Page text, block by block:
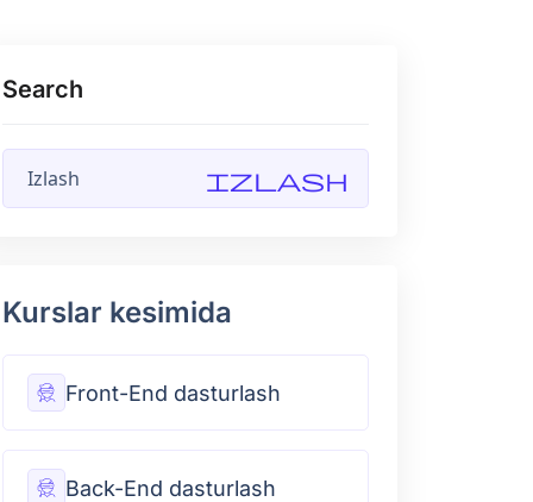
Search
Izlash
Kurslar kesimida
Front-End dasturlash
Back-End dasturlash